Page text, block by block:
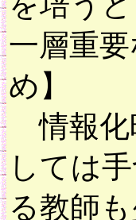
一層重
め】
情報化
しては
る教師